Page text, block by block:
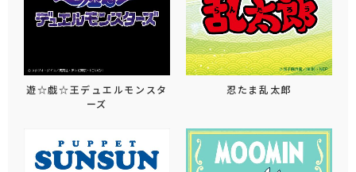
遊☆戯☆王デュエルモンスタ
ーズ
忍たま乱太郎